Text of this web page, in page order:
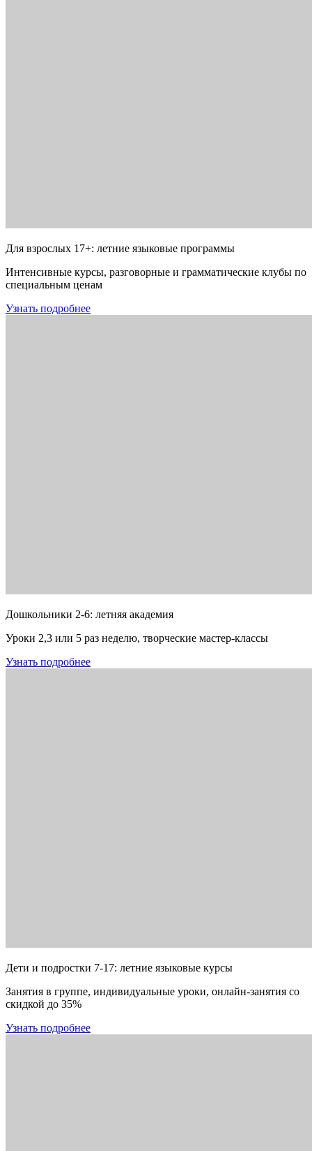
Для взрослых 17+: летние языковые программы
Интенсивные курсы, разговорные и грамматические клубы по
специальным ценам
Узнать подробнее
Дошкольники 2-6: летняя академия
Уроки 2,3 или 5 раз неделю, творческие мастер-классы
Узнать подробнее
Дети и подростки 7-17: летние языковые курсы
Занятия в группе, индивидуальные уроки, онлайн-занятия со
скидкой до 35%
Узнать подробнее